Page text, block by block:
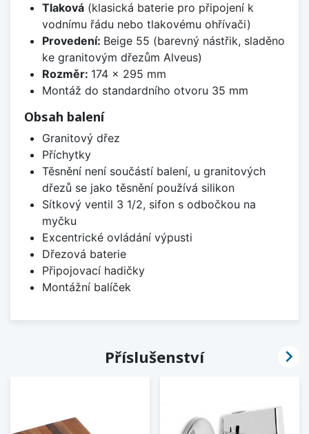
Tlaková(klasická baterie pro připojení k
vodnímu řádu nebo tlakovému ohřívači)
Provedení: Beige 55 (barevný nástřik, sladěno
ke granitovým dřezům Alveus)
Rozměr: 174 x 295 mm
Montáž do standardního otvoru 35 mm
Obsah balení
Granitový dřez
Příchytky
Těsnění není součástí balení, u granitových
dřezů se jako těsnění používá silikon
Sítkový ventil 3 1/2, sifon s odbočkou na
myčku
Excentrické ovládání výpusti
Dřezová baterie
Připojovací hadičky
Montážní balíček
Příslušenství 